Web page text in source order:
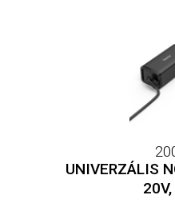
UNIVERZÁLIS